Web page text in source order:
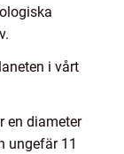
i vårt
en diameter
ungefär 11